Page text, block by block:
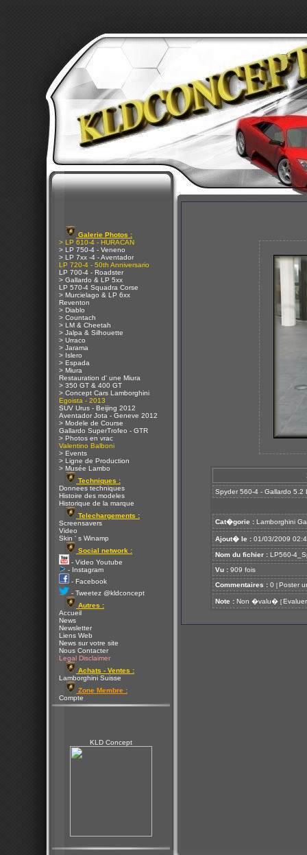
Galerie Photos :
> LP 610-4 - HURACAN
> LP 750-4 - Veneno
> LP 7xx -4 - Aventador
LP 720-4 - 50th Anniversario
LP 700-4 - Roadster
> Gallardo & LP 5xx
LP 570-4 Squadra Corse
> Murcielago & LP 6xx
Reventon
> Diablo
> Countach
> LM & Cheetah
> Jalpa & Silhouette
> Urraco
> Jarama
> Islero
> Espada
> Miura
Restauration d' une Miura
> 350 GT & 400 GT
> Concept Cars Lamborghini
Egoista - 2013
SUV Urus - Beijing 2012
Aventador Jota - Geneve 2012
> Modele de Course
Gallardo SuperTrofeo - GTR
> Photos en vrac
Valentino Balboni
> Events
> Ligne de Production
> Musée Lambo
Techniques :
Donnees techniques
Histoire des modeles
Historique de la marque
Telechargements :
Screensavers
Video
Skin ' s Winamp
Social network :
- Video Youtube
- Instagram
- Facebook
- Tweetez @kldconcept
Autres :
Accueil
News
Newsletter
Liens Web
News sur votre site
Nous Contacter
Legal Disclaimer
Achats - Ventes :
Lamborghini Suisse
Zone Membre :
Compte
KLD Concept
Spyder 560-4 - Gallardo 5.2
Cat�gorie : Lamborghini
Ajout� le : 01/03/2009
Nom du fichier : LP560-
Vu : 909 fois
Commentaires : 0 [ Poster
Note : Non �valu� [ Evaluer